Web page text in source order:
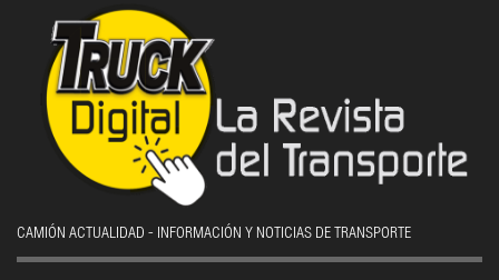
CAMIÓN ACTUALIDAD - INFORMACIÓN Y NOTICIAS DE TRANSPORTE